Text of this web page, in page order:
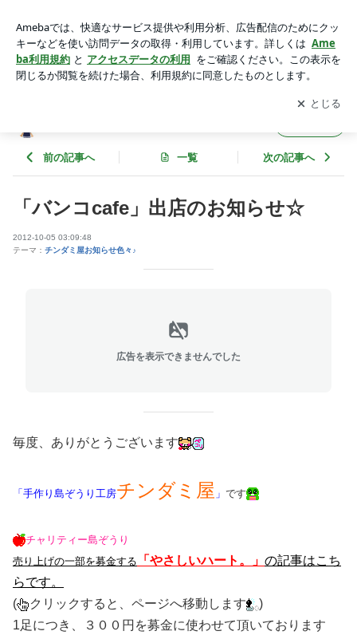
アプリをダウンロードして ブログの更新通知
を受け取りまし
ょう。
開く
前の記事へ 一覧 次の記事へ
「バンコcafe」出店のお知らせ☆
2012-10-05 03:09:48
テーマ： チンダミ屋お知らせ色々♪
広告を表示できませんでした
毎度、ありがとうございます
「手作り島ぞうり工房チンダミ屋 」 です
チャリティー島ぞうり
売り上げの一部を募金する
「やさしいハート。」 の記事はこち
らです。
(
クリックすると、ページへ移動します
)
1足につき、３００円を募金に使わせて頂いております